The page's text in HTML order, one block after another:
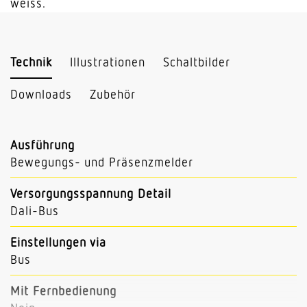
Technik Illustrationen Schaltbilder
Downloads Zubehör
Ausführung
Bewegungs- und Präsenzmelder
Versorgungsspannung Detail
Dali-Bus
Einstellungen via
Bus
Mit Fernbedienung